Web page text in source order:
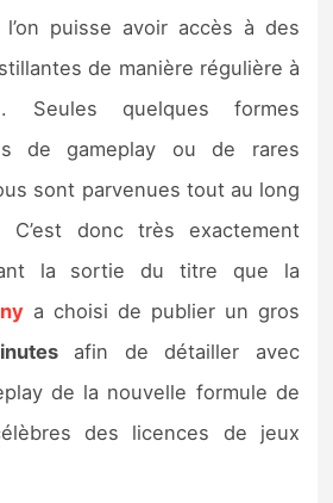
jeux Switch 2
puisse avoir accès à des
de manière régulière à
Seules quelques formes
de gameplay ou de rares
sont parvenues tout au long
C’est donc très exactement
la sortie du titre que la
a choisi de publier un gros
afin de détailler avec
de la nouvelle formule de
des licences de jeux